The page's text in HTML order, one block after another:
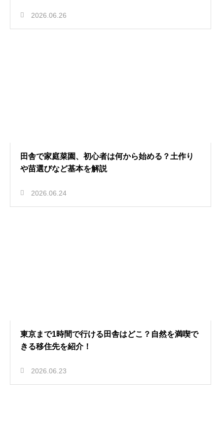
2026.06.26
田舎で家庭菜園、初心者は何から始める？土作り
や苗選びなど基本を解説
2026.06.24
東京まで1時間で行ける田舎はどこ？自然を満喫で
きる移住先を紹介！
2026.06.23